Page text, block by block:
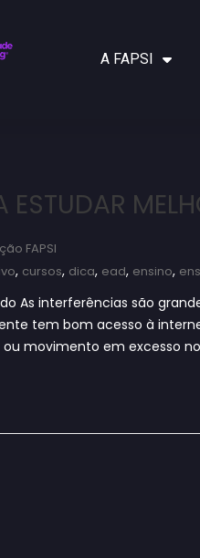
A FAPSI
ESTUDAR
FAPSI
, cursos, dica, ead, ensino,
As interferências são
tem bom acesso à
movimento em excesso no